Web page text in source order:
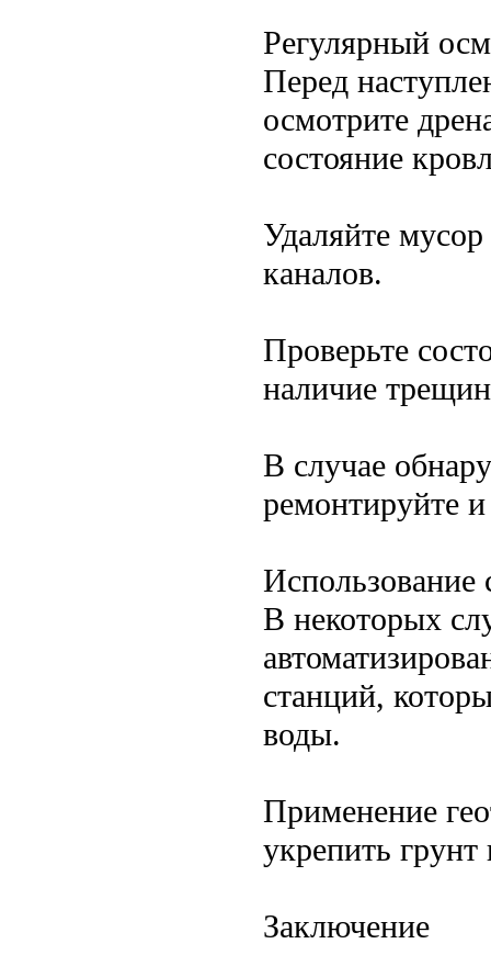
Регулярный
Перед
осмотрите
состояние
Удаляйте
каналов.
Проверьте
наличие
В случае
ремонтируйте
Использование
В некоторых
станций,
воды.
Применение
укрепить
Заключение